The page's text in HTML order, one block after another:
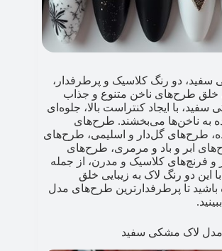
سفید، دو رنگ کلاسیک و پرطرفدار،
خلق طرح‌های ناخن متنوع و جذاب
با ایجاد کنتراست بالا، جلوه‌ای
به ناخن‌ها می‌بخشند. طرح‌های
طرح‌های گل‌دار و اسلیمی، طرح‌های
ابر و باد و مرمری، طرح‌های
و فرنچ‌های کلاسیک و مدرن، از جمله
این دو رنگ لاک به زیبایی خلق
باشید تا پرطرفدارترین طرح‌های مدل
مدل لاک مشکی سفید